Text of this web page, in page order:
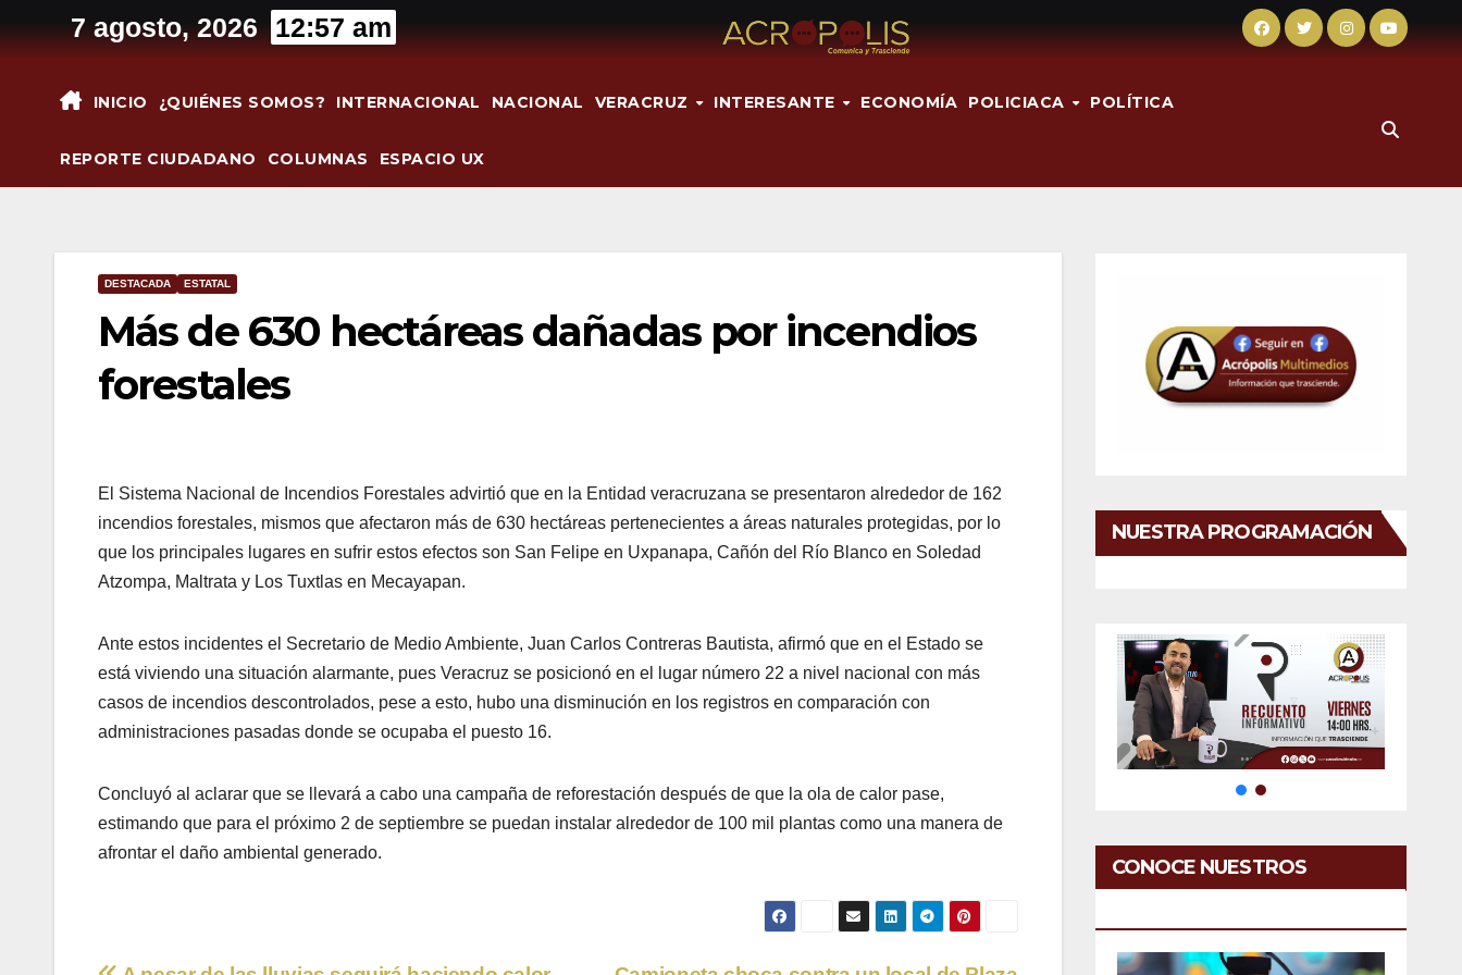
al
7 agosto, 2026 12:57 am
INICIO ¿QUIÉNES SOMOS? INTERNACIONAL NACIONAL VERACRUZ INTERESANTE ECONOMÍA POLICIACA POLÍTICA
REPORTE CIUDADANO COLUMNAS ESPACIO UX
DESTACADA ESTATAL
Más de 630 hectáreas dañadas por incendios
forestales
El Sistema Nacional de Incendios Forestales advirtió que en la Entidad veracruzana se presentaron alrededor de 162
incendios forestales, mismos que afectaron más de 630 hectáreas pertenecientes a áreas naturales protegidas, por lo
que los principales lugares en sufrir estos efectos son San Felipe en Uxpanapa, Cañón del Río Blanco en Soledad
Atzompa, Maltrata y Los Tuxtlas en Mecayapan.
Ante estos incidentes el Secretario de Medio Ambiente, Juan Carlos Contreras Bautista, afirmó que en el Estado se
está viviendo una situación alarmante, pues Veracruz se posicionó en el lugar número 22 a nivel nacional con más
casos de incendios descontrolados, pese a esto, hubo una disminución en los registros en comparación con
administraciones pasadas donde se ocupaba el puesto 16.
Concluyó al aclarar que se llevará a cabo una campaña de reforestación después de que la ola de calor pase,
estimando que para el próximo 2 de septiembre se puedan instalar alrededor de 100 mil plantas como una manera de
afrontar el daño ambiental generado.
NUESTRA PROGRAMACIÓN
CONOCE NUESTROS